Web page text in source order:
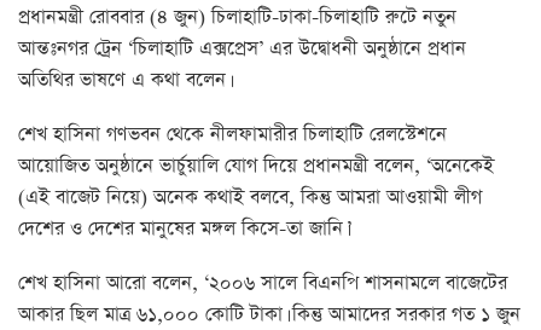
প্রধানমন্ত্রী রোববার (৪ জুন) চিলাহাটি-ঢাকা-চিলাহাটি রুটে নতুন
আন্তঃনগর ট্রেন ‘চিলাহাটি এক্সপ্রেস’ এর উদ্বোধনী অনুষ্ঠানে প্রধান
অতিথির ভাষণে এ কথা বলেন।
শেখ হাসিনা গণভবন থেকে নীলফামারীর চিলাহাটি রেলস্টেশনে
আয়োজিত অনুষ্ঠানে ভার্চুয়ালি যোগ দিয়ে প্রধানমন্ত্রী বলেন, ‘অনেকেই
(এই বাজেট নিয়ে) অনেক কথাই বলবে, কিন্তু আমরা আওয়ামী লীগ
দেশের ও দেশের মানুষের মঙ্গল কিসে-তা জানি।’
শেখ হাসিনা আরো বলেন, ‘২০০৬ সালে বিএনপি শাসনামলে বাজেটের
আকার ছিল মাত্র ৬১,০০০ কোটি টাকা। কিন্তু আমাদের সরকার গত ১ জুন